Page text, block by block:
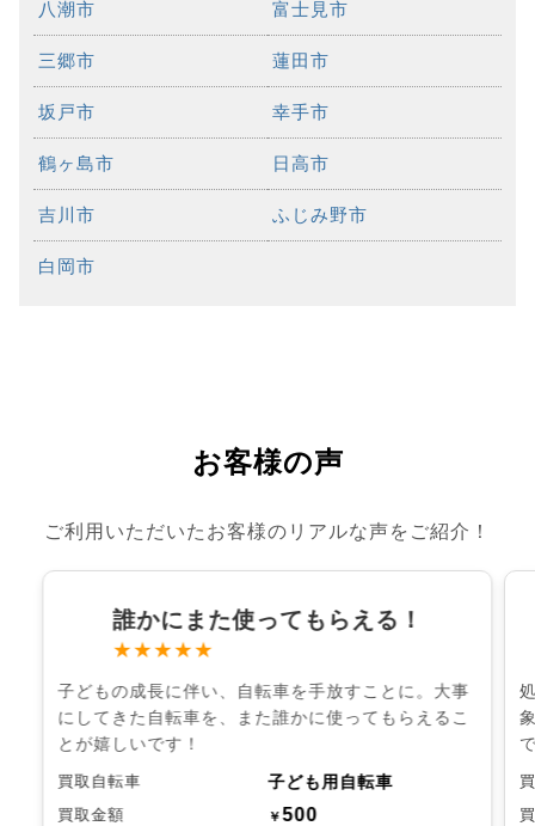
八潮市 富士見市
三郷市 蓮田市
坂戸市 幸手市
鶴ヶ島市 日高市
吉川市 ふじみ野市
白岡市
お客様の声
ご利用いただいたお客様のリアルな声をご紹介！
誰かにまた使ってもらえる！
★★★★★
子どもの成長に伴い、自転車を手放すことに。大事
にしてきた自転車を、また誰かに使ってもらえるこ
とが嬉しいです！
買取自転車 子ども用自転車
買取金額 ￥500